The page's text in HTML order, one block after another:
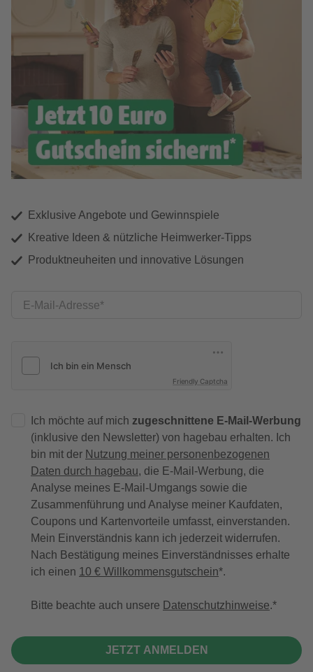
Exklusive Angebote und Gewinnspiele
Kreative Ideen & nützliche Heimwerker-Tipps
Produktneuheiten und innovative Lösungen
E-Mail-Adresse
Friendly Captcha
Ich möchte auf mich zugeschnittene E-Mail-Werbung
(inklusive den Newsletter) von hagebau erhalten. Ich
bin mit der Nutzung meiner personenbezogenen
Daten durch hagebau, die E-Mail-Werbung, die
Analyse meines E-Mail-Umgangs sowie die
Zusammenführung und Analyse meiner Kaufdaten,
Coupons und Kartenvorteile umfasst, einverstanden.
Mein Einverständnis kann ich jederzeit widerrufen.
Nach Bestätigung meines Einverständnisses erhalte
ich einen 10 € Willkommensgutschein*.
Bitte beachte auch unsere Datenschutzhinweise.
JETZT ANMELDEN